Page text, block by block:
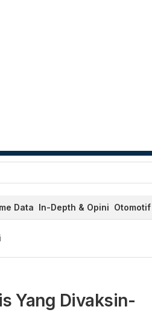
Data In-Depth & Opini Otomotif
Yang Divaksin-